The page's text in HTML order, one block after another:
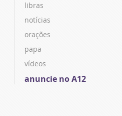
libras
notícias
orações
papa
vídeos
anuncie no A12